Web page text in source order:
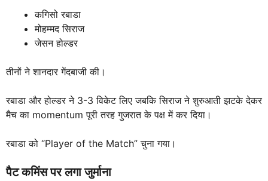
कगिसो रबाडा
मोहम्मद सिराज
जेसन होल्डर
तीनों ने शानदार गेंदबाजी की।
रबाडा और होल्डर ने 3-3 विकेट लिए जबकि सिराज ने शुरुआती झटके देकर
मैच का momentum पूरी तरह गुजरात के पक्ष में कर दिया।
रबाडा को “Player of the Match” चुना गया।
पैट कमिंस पर लगा जुर्माना